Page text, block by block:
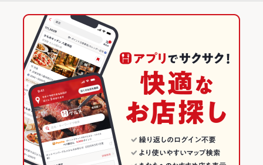
遠州小松駅 × 和食
遠州小松駅 × 和食全般
居酒屋
浜松 × 居酒屋
浜松 × 和風
浜北 × 居酒屋
浜北 × 和風
静岡 × 和食
静岡 × 和食全般
静岡 × 居酒屋
浜北駅
カツ丼 天丼 ステーキ
静岡のグルメランキング
静岡の和食ランキング
浜松のグルメランキング
浜松の和食ランキング
浜北のグルメランキング
浜北の和食ランキング